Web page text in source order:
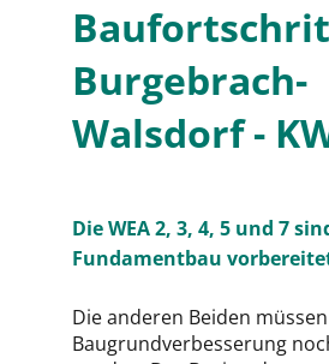
Burgebrach-
Walsdorf -
Die WEA 2, 3, 4, 5 und 7
Fundamentbau
Die anderen Beiden
Baugrundverbesserung